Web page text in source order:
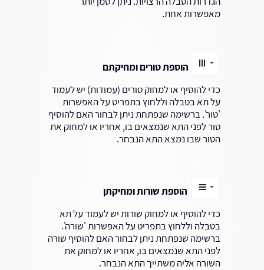
מאפשרות אחת.
הוספת טורים ומחיקתם
כדי להוסיף או למחוק טורים (עמודות) יש לעמוד
על תא בטבלה וללחוץ בתפריט על האפשרות
'טור'. ברשימה שנפתחת ניתן לבחור האם להוסיף
טור לפני התא שנמצאים בו, אחריו או למחוק את
הטור שבו נמצא התא הנבחר.
הוספת שורות ומחיקתן
כדי להוסיף או למחוק שורות יש לעמוד על תא
בטבלה וללחוץ בתפריט על האפשרות 'שורה'.
ברשימה שנפתחת ניתן לבחור האם להוסיף שורה
לפני התא שנמצאים בו, אחריו או למחוק את
השורה אליה משתייך התא הנבחר.